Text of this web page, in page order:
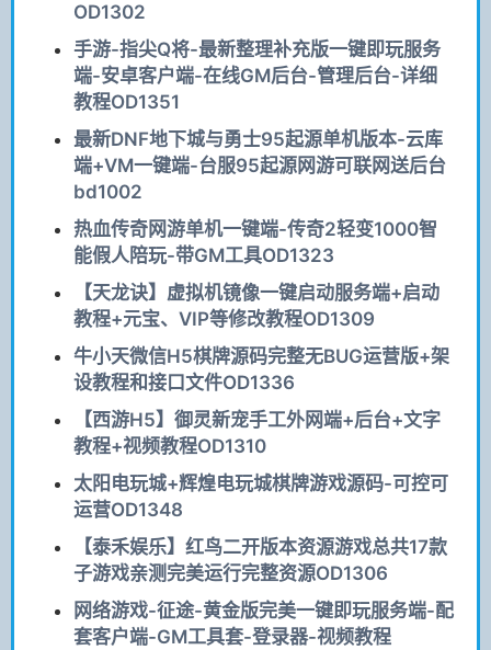
OD1302
手游-指尖Q将-最新整理补充版一键即玩服务
端-安卓客户端-在线GM后台-管理后台-详细
教程OD1351
最新DNF地下城与勇士95起源单机版本-云库
端+VM一键端-台服95起源网游可联网送后台
bd1002
热血传奇网游单机一键端-传奇2轻变1000智
能假人陪玩-带GM工具OD1323
【天龙诀】虚拟机镜像一键启动服务端+启动
教程+元宝、VIP等修改教程OD1309
牛小天微信H5棋牌源码完整无BUG运营版+架
设教程和接口文件OD1336
【西游H5】御灵新宠手工外网端+后台+文字
教程+视频教程OD1310
太阳电玩城+辉煌电玩城棋牌游戏源码-可控可
运营OD1348
【泰禾娱乐】红鸟二开版本资源游戏总共17款
子游戏亲测完美运行完整资源OD1306
网络游戏-征途-黄金版完美一键即玩服务端-配
套客户端-GM工具套-登录器-视频教程